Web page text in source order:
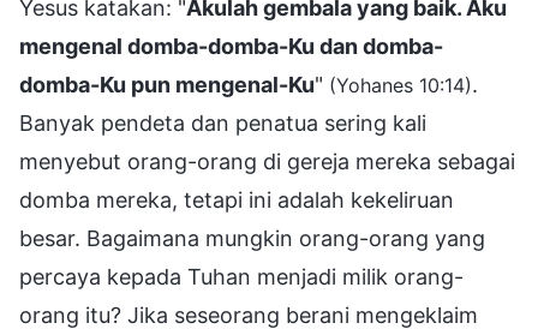
Yesus katakan: "Akulah gembala yang baik. Aku
mengenal domba-domba-Ku dan domba-
domba-Ku pun mengenal-Ku" (Yohanes 10:14).
Banyak pendeta dan penatua sering kali
menyebut orang-orang di gereja mereka sebagai
domba mereka, tetapi ini adalah kekeliruan
besar. Bagaimana mungkin orang-orang yang
percaya kepada Tuhan menjadi milik orang-
orang itu? Jika seseorang berani mengeklaim